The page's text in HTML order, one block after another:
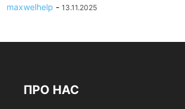
maxwelhelp - 13.11.2025
ПРО НАС